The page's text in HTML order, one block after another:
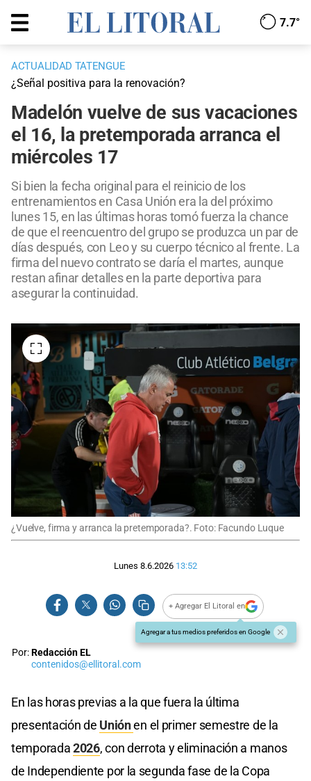
7.7°
ACTUALIDAD TATENGUE
¿Señal positiva para la renovación?
Madelón vuelve de sus vacaciones
el 16, la pretemporada arranca el
miércoles 17
Si bien la fecha original para el reinicio de los
entrenamientos en Casa Unión era la del próximo
lunes 15, en las últimas horas tomó fuerza la chance
de que el reencuentro del grupo se produzca un par de
días después, con Leo y su cuerpo técnico al frente. La
firma del nuevo contrato se daría el martes, aunque
restan afinar detalles en la parte deportiva para
asegurar la continuidad.
¿Vuelve, firma y arranca la pretemporada?. Foto: Facundo Luque
Lunes 8.6.2026 13:52
+ Agregar El Litoral en
Agregar a tus medios preferidos en Google
Por:Redacción EL
contenidos@ellitoral.com
En las horas previas a la que fuera la última
presentación de Uniónen el primer semestre de la
temporada2026, con derrota y eliminación a manos
de Independiente por la segunda fase de la Copa